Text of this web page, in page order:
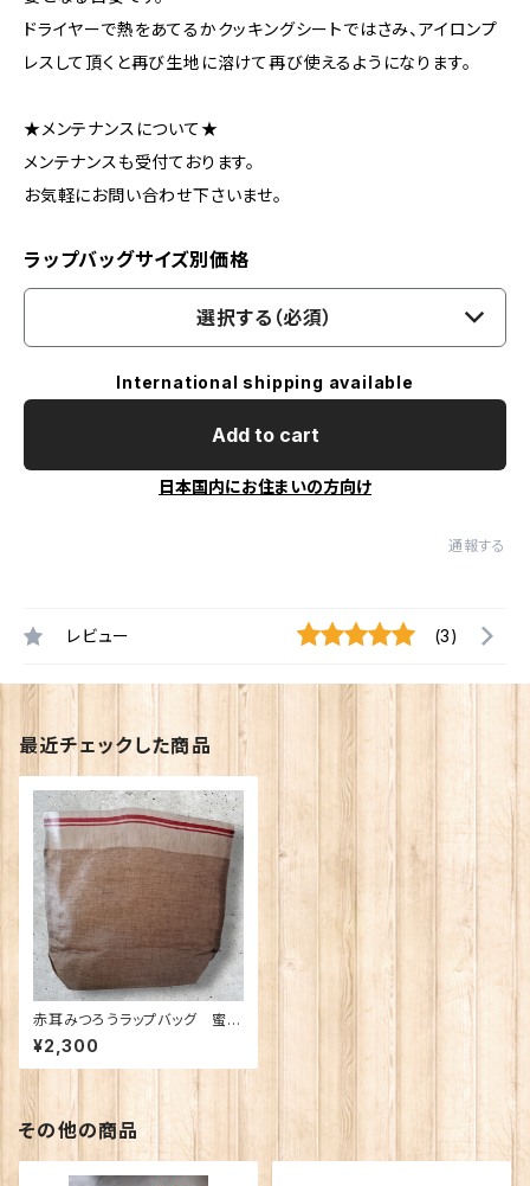
ドライヤーで熱をあてるかクッキングシートではさみ、アイロンプ
レスして頂くと再び生地に溶けて再び使えるようになります。
★メンテナンスについて★
メンテナンスも受付ております。
お気軽にお問い合わせ下さいませ。
ラップバッグサイズ別価格
選択する（必須）
International shipping available
Add to cart
日本国内にお住まいの方向け
通報する
レビュー (3)
最近チェックした商品
赤耳みつろうラップバッグ 蜜蝋
ラップ リネン100%生地使
用 SDG’ｓ 母の日 ギフト
日本製 自然派 エシカルライ
フ 繰り返し使える ナチュラ
ル ethical eco
¥2,300
その他の商品